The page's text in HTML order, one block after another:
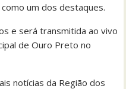
um dos destaques.
e será transmitida ao vivo
de Ouro Preto no
notícias da Região dos